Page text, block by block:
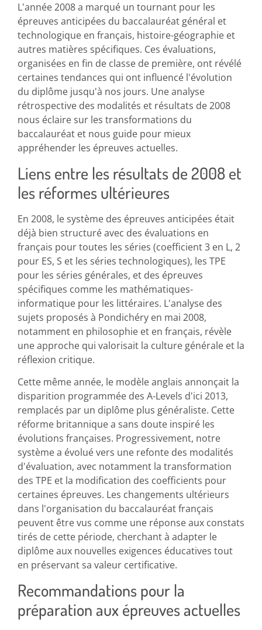
L'année 2008 a marqué un tournant pour les
épreuves anticipées du baccalauréat général et
technologique en français, histoire-géographie et
autres matières spécifiques. Ces évaluations,
organisées en fin de classe de première, ont révélé
certaines tendances qui ont influencé l'évolution
du diplôme jusqu'à nos jours. Une analyse
rétrospective des modalités et résultats de 2008
nous éclaire sur les transformations du
baccalauréat et nous guide pour mieux
appréhender les épreuves actuelles.
Liens entre les résultats de 2008 et
les réformes ultérieures
En 2008, le système des épreuves anticipées était
déjà bien structuré avec des évaluations en
français pour toutes les séries (coefficient 3 en L, 2
pour ES, S et les séries technologiques), les TPE
pour les séries générales, et des épreuves
spécifiques comme les mathématiques-
informatique pour les littéraires. L'analyse des
sujets proposés à Pondichéry en mai 2008,
notamment en philosophie et en français, révèle
une approche qui valorisait la culture générale et la
réflexion critique.
Cette même année, le modèle anglais annonçait la
disparition programmée des A-Levels d'ici 2013,
remplacés par un diplôme plus généraliste. Cette
réforme britannique a sans doute inspiré les
évolutions françaises. Progressivement, notre
système a évolué vers une refonte des modalités
d'évaluation, avec notamment la transformation
des TPE et la modification des coefficients pour
certaines épreuves. Les changements ultérieurs
dans l'organisation du baccalauréat français
peuvent être vus comme une réponse aux constats
tirés de cette période, cherchant à adapter le
diplôme aux nouvelles exigences éducatives tout
en préservant sa valeur certificative.
Recommandations pour la
préparation aux épreuves actuelles